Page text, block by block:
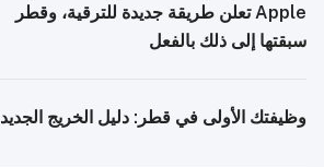
Apple تعلن طريقة جديدة للترقية، وقطر
سبقتها إلى ذلك بالفعل
وظيفتك الأولى في قطر: دليل الخريج الجديد